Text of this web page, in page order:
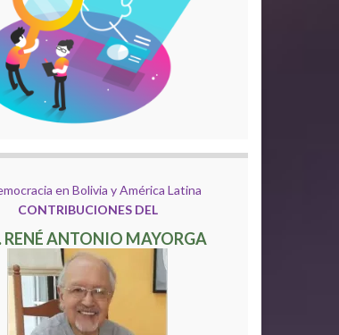
en Bolivia y América Latina
CONTRIBUCIONES DEL
RENÉ ANTONIO MAYORGA